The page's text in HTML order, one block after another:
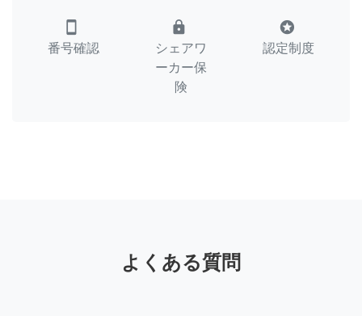
smartphone
番号確認
lock
シェアワ
ーカー保
険
stars
認定制度
よくある質問